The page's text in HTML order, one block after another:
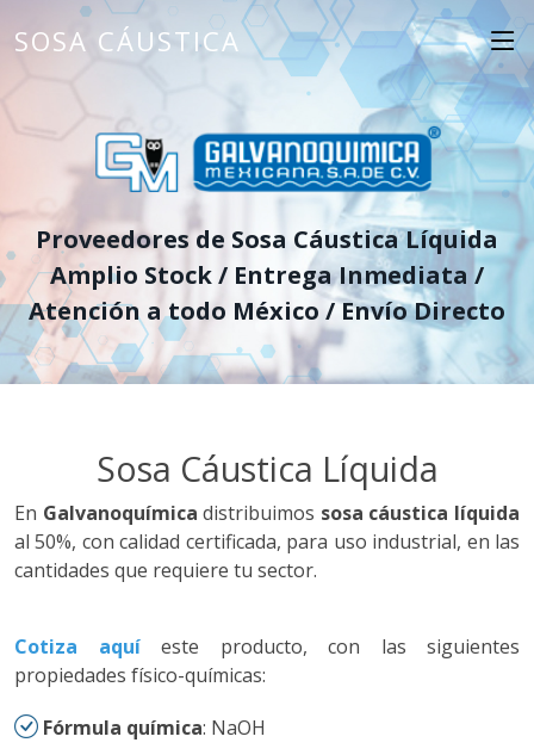
SOSA CÁUSTICA
Proveedores de Sosa Cáustica Líquida
Amplio Stock / Entrega Inmediata /
Atención a todo México / Envío Directo
Sosa Cáustica Líquida
En Galvanoquímica distribuimos sosa cáustica líquida
al 50%, con calidad certificada, para uso industrial, en las
cantidades que requiere tu sector.
Cotiza aquíeste producto, con las siguientes
propiedades físico-químicas:
Fórmula química: NaOH